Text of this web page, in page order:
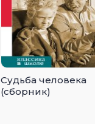
Судьба человека
(сборник)